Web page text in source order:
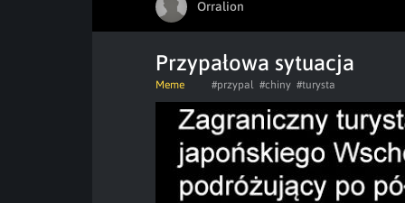
Orralion
Przypałowa sytuacja
Meme #przypal #chiny #turysta